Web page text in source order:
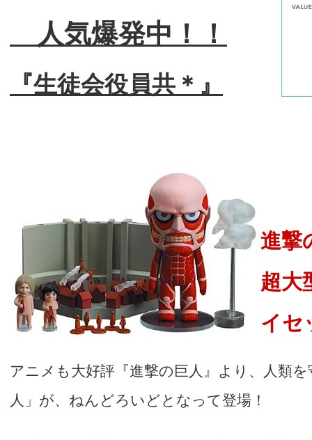
人気爆発中！！
『生徒会役員共＊』
進撃
超大
イセ
アニメも大好評『進撃の巨人』より、人類
人」が、ねんどろいどとなって登場！